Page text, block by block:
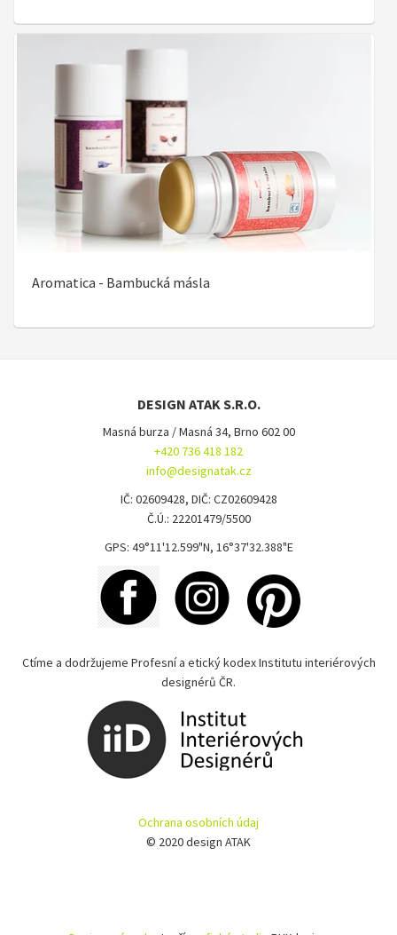
Aromatica - Bambucká másla
DESIGN ATAK S.R.O.
Masná burza / Masná 34, Brno 602 00
+420 736 418 182
info@designatak.cz
IČ: 02609428, DIČ: CZ02609428
Č.Ú.: 22201479/5500
GPS: 49°11'12.599"N, 16°37'32.388"E
Ctíme a dodržujeme Profesní a etický kodex Institutu interiérových
designérů ČR.
Ochrana osobních údaj
© 2020 design ATAK